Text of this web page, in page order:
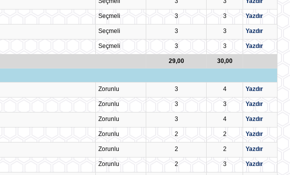
Seçmeli 3 3 Yazdır
Seçmeli 3 3 Yazdır
Seçmeli 3 3 Yazdır
29,00
30,00
Zorunlu 3 4 Yazdır
Zorunlu 3 3 Yazdır
Zorunlu 3 4 Yazdır
Zorunlu 2 2 Yazdır
Zorunlu 2 2 Yazdır
Zorunlu 2 3 Yazdır